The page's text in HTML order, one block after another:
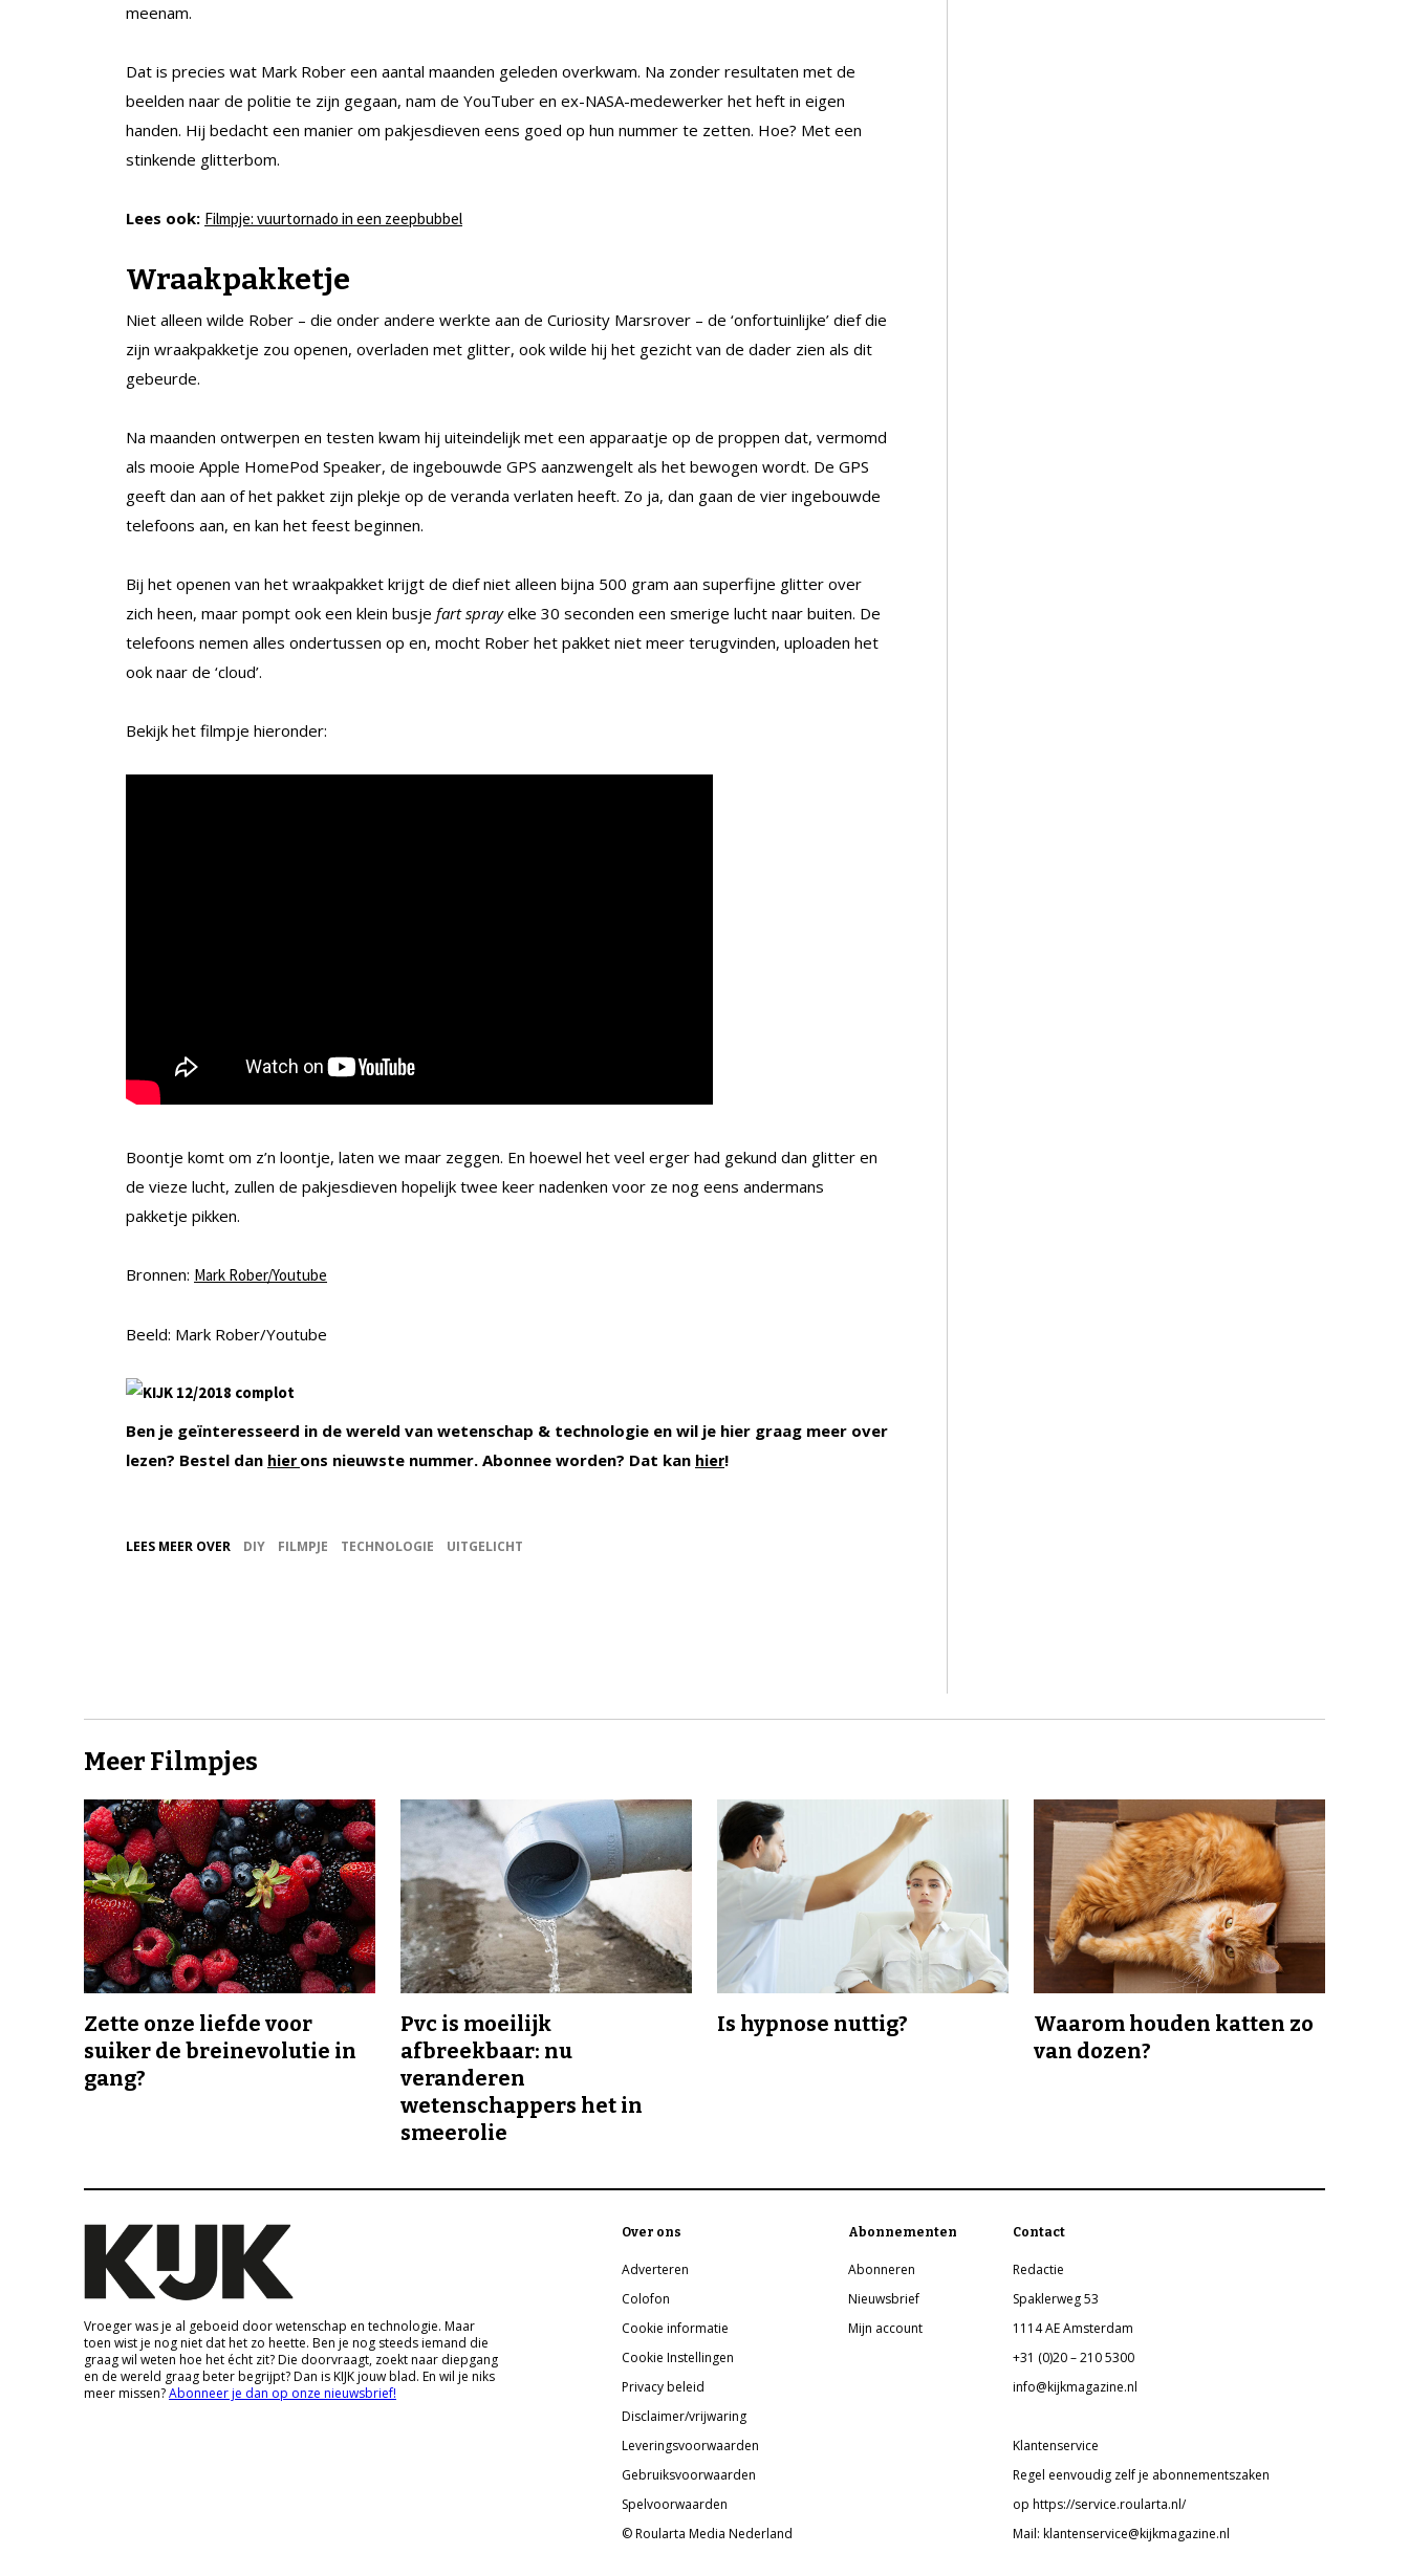
meenam.
Dat is precies wat Mark Rober een aantal maanden geleden overkwam. Na zonder resultaten met de
beelden naar de politie te zijn gegaan, nam de YouTuber en ex-NASA-medewerker het heft in eigen
handen. Hij bedacht een manier om pakjesdieven eens goed op hun nummer te zetten. Hoe? Met een
stinkende glitterbom.
Lees ook: Filmpje: vuurtornado in een zeepbubbel
Wraakpakketje
Niet alleen wilde Rober – die onder andere werkte aan de Curiosity Marsrover – de ‘onfortuinlijke’ dief die
zijn wraakpakketje zou openen, overladen met glitter, ook wilde hij het gezicht van de dader zien als dit
gebeurde.
Na maanden ontwerpen en testen kwam hij uiteindelijk met een apparaatje op de proppen dat, vermomd
als mooie Apple HomePod Speaker, de ingebouwde GPS aanzwengelt als het bewogen wordt. De GPS
geeft dan aan of het pakket zijn plekje op de veranda verlaten heeft. Zo ja, dan gaan de vier ingebouwde
telefoons aan, en kan het feest beginnen.
Bij het openen van het wraakpakket krijgt de dief niet alleen bijna 500 gram aan superfijne glitter over
zich heen, maar pompt ook een klein busje fart sprayelke 30 seconden een smerige lucht naar buiten. De
telefoons nemen alles ondertussen op en, mocht Rober het pakket niet meer terugvinden, uploaden het
ook naar de ‘cloud’.
Bekijk het filmpje hieronder:
Boontje komt om z’n loontje, laten we maar zeggen. En hoewel het veel erger had gekund dan glitter en
de vieze lucht, zullen de pakjesdieven hopelijk twee keer nadenken voor ze nog eens andermans
pakketje pikken.
Bronnen: Mark Rober/Youtube
Beeld: Mark Rober/Youtube
Ben je geïnteresseerd in de wereld van wetenschap & technologie en wil je hier graag meer over
lezen? Bestel dan hier ons nieuwste nummer. Abonnee worden? Dat kan hier!
LEES MEER OVER DIY FILMPJE TECHNOLOGIE UITGELICHT
Meer Filmpjes
Zette onze liefde voor
suiker de breinevolutie in
gang?
Pvc is moeilijk
afbreekbaar: nu
veranderen
wetenschappers het in
smeerolie
Is hypnose nuttig?
Waarom houden katten zo
van dozen?
Vroeger was je al geboeid door wetenschap en technologie. Maar
toen wist je nog niet dat het zo heette. Ben je nog steeds iemand die
graag wil weten hoe het écht zit? Die doorvraagt, zoekt naar diepgang
en de wereld graag beter begrijpt? Dan is KIJK jouw blad. En wil je niks
meer missen?Abonneer je dan op onze nieuwsbrief!
Over ons
Adverteren
Colofon
Cookie informatie
Cookie Instellingen
Privacy beleid
Disclaimer/vrijwaring
Leveringsvoorwaarden
Gebruiksvoorwaarden
Spelvoorwaarden
© Roularta Media Nederland
Abonnementen
Abonneren
Nieuwsbrief
Mijn account
Contact
Redactie
Spaklerweg 53
1114 AE Amsterdam
+31 (0)20 – 210 5300
info@kijkmagazine.nl
Klantenservice
Regel eenvoudig zelf je abonnementszaken
op https://service.roularta.nl/
Mail: klantenservice@kijkmagazine.nl